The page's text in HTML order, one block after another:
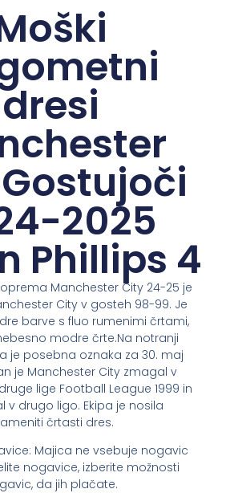
dresi
2025
Phillips 4
Manchester City 24-25 je
City v gosteh 98-99. Je
barve s fluo rumenimi črtami,
modre črte.Na notranji
je posebna oznaka za 30. maj
je Manchester City zmagal v
lige Football League 1999 in
v drugo ligo. Ekipa je nosila
črtasti dres.
Majica ne vsebuje nogavic
nogavice, izberite možnosti
da jih plačate.